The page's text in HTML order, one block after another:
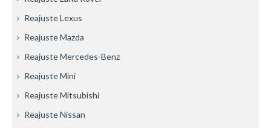
Reajuste Lexus
Reajuste Mazda
Reajuste Mercedes-Benz
Reajuste Mini
Reajuste Mitsubishi
Reajuste Nissan